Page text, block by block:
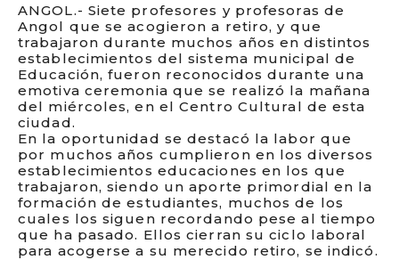
ANGOL.- Siete profesores y profesoras de
Angol que se acogieron a retiro, y que
trabajaron durante muchos años en distintos
establecimientos del sistema municipal de
Educación, fueron reconocidos durante una
emotiva ceremonia que se realizó la mañana
del miércoles, en el Centro Cultural de esta
ciudad.
En la oportunidad se destacó la labor que
por muchos años cumplieron en los diversos
establecimientos educaciones en los que
trabajaron, siendo un aporte primordial en la
formación de estudiantes, muchos de los
cuales los siguen recordando pese al tiempo
que ha pasado. Ellos cierran su ciclo laboral
para acogerse a su merecido retiro, se indicó.